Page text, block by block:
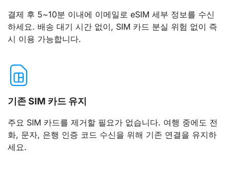
결제 후 5~10분 이내에 이메일로 eSIM 세부 정보를 수신
하세요. 배송 대기 시간 없이, SIM 카드 분실 위험 없이 즉
시 이용 가능합니다.
기존 SIM 카드 유지
주요 SIM 카드를 제거할 필요가 없습니다. 여행 중에도 전
화, 문자, 은행 인증 코드 수신을 위해 기존 연결을 유지하
세요.